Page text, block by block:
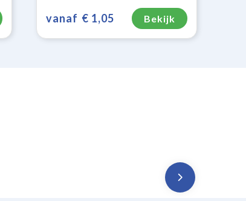
vanaf € 1,05 Bekijk